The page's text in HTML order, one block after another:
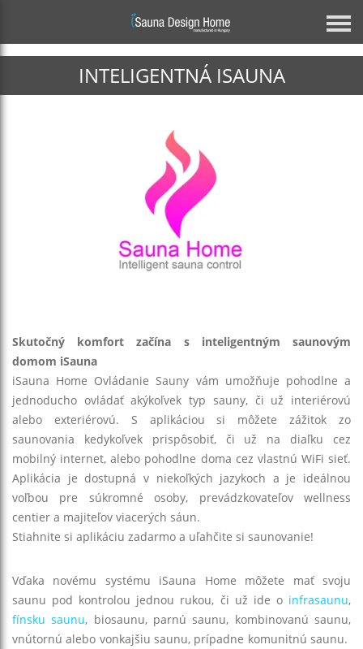
Architektonické sklenené riešenie
INDIVIDUÁLNA ZRKADLOVÁ SAUNA
INTELIGENTNÁ ISAUNA
Skutočný komfort začína s inteligentným saunovým
domom iSauna
iSauna Home Ovládanie Sauny vám umožňuje pohodlne a
jednoducho ovládať akýkoľvek typ sauny, či už interiérovú
alebo exteriérovú. S aplikáciou si môžete zážitok zo
saunovania kedykoľvek prispôsobiť, či už na diaľku cez
mobilný internet, alebo pohodlne doma cez vlastnú WiFi sieť.
Aplikácia je dostupná v niekoľkých jazykoch a je ideálnou
voľbou pre súkromné osoby, prevádzkovateľov wellness
centier a majiteľov viacerých sáun.
Stiahnite si aplikáciu zadarmo a uľahčite si saunovanie!
Vďaka novému systému iSauna Home môžete mať svoju
saunu pod kontrolou jednou rukou, či už ide o infrasaunu,
fínsku saunu, biosaunu, parnú saunu, kombinovanú saunu,
vnútornú alebo vonkajšiu saunu, prípadne komunitnú saunu.